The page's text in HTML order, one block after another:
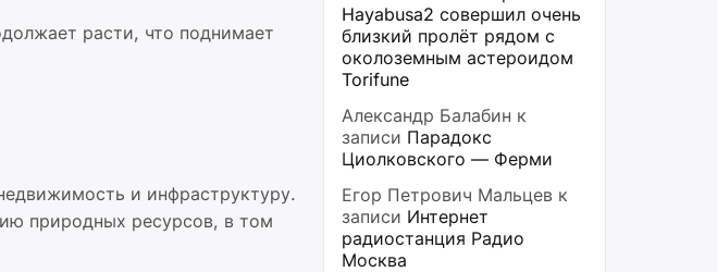
расти, что поднимает
и инфраструктуру.
природных ресурсов, в том
Hayabusa2 совершил очень
близкий пролёт рядом с
околоземным астероидом
Torifune
Александр Балабин к
записи Парадокс
Циолковского — Ферми
Егор Петрович Мальцев к
записи Интернет
радиостанция Радио
Москва